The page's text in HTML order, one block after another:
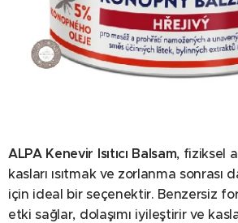
ALPA Kenevir Isıtıcı Balsam, fiziksel
kasları ısıtmak ve zorlanma sonrası
için ideal bir seçenektir. Benzersiz
etki sağlar, dolaşımı iyileştirir ve